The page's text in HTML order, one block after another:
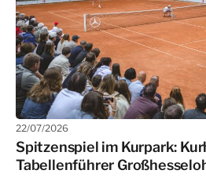
22/07/2026
Spitzenspiel im Kurpark:
Tabellenführer